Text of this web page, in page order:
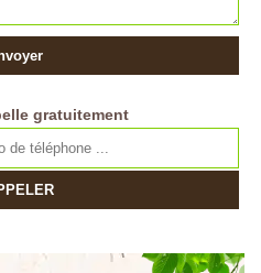
gratuitement